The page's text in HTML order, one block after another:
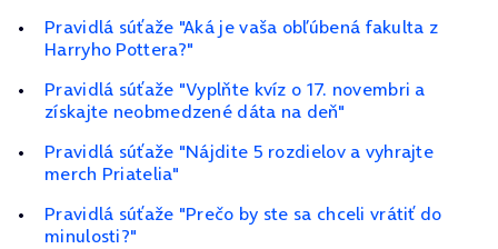
Pravidlá súťaže "Aká je vaša obľúbená fakulta z
Harryho Pottera?"
Pravidlá súťaže "Vyplňte kvíz o 17. novembri a
získajte neobmedzené dáta na deň"
Pravidlá súťaže "Nájdite 5 rozdielov a vyhrajte
merch Priatelia"
Pravidlá súťaže "Prečo by ste sa chceli vrátiť do
minulosti?"